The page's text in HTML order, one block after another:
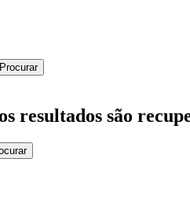
resultados são